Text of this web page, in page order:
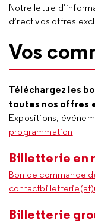
Notre lettre
direct vos offres
Vos
Téléchargez les
toutes nos offres
Expositions,
programmation
Billetterie en
Bon de commande
Billetterie